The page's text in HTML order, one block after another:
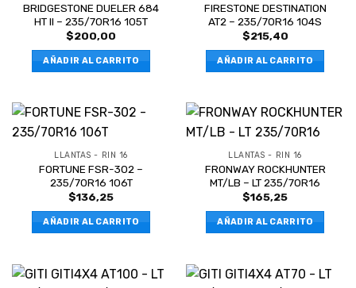
BRIDGESTONE DUELER 684
HT II – 235/70R16 105T
$200,00
AÑADIR AL CARRITO
FIRESTONE DESTINATION
AT2 – 235/70R16 104S
$215,40
AÑADIR AL CARRITO
LLANTAS - RIN 16
FORTUNE FSR-302 –
235/70R16 106T
$136,25
AÑADIR AL CARRITO
LLANTAS - RIN 16
FRONWAY ROCKHUNTER
MT/LB – LT 235/70R16
$165,25
AÑADIR AL CARRITO